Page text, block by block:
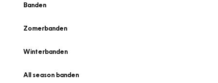
Banden
Zomerbanden
Winterbanden
All season banden